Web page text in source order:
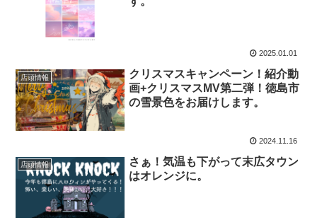
2025.01.01
店頭情報
クリスマスキャンペーン！紹介動
画+クリスマスMV第二弾！徳島市
の雪景色をお届けします。
2024.11.16
店頭情報
さぁ！気温も下がって末広タウン
はオレンジに。